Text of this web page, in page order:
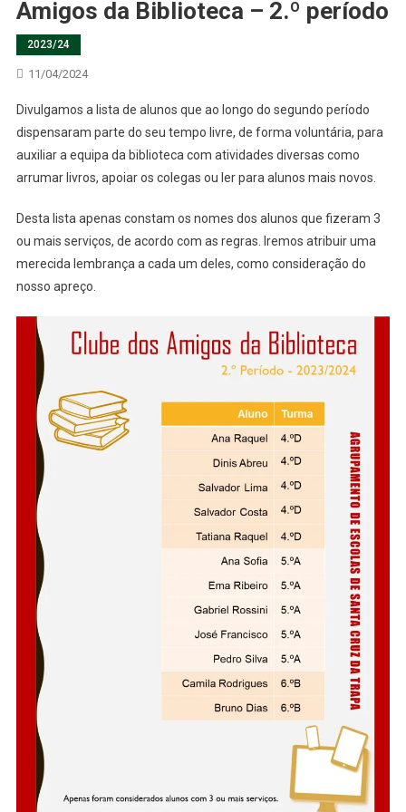
Amigos da Biblioteca – 2.º período
2023/24
11/04/2024
Divulgamos a lista de alunos que ao longo do segundo período
dispensaram parte do seu tempo livre, de forma voluntária, para
auxiliar a equipa da biblioteca com atividades diversas como
arrumar livros, apoiar os colegas ou ler para alunos mais novos.
Desta lista apenas constam os nomes dos alunos que fizeram 3
ou mais serviços, de acordo com as regras. Iremos atribuir uma
merecida lembrança a cada um deles, como consideração do
nosso apreço.